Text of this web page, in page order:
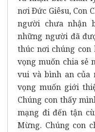
nơi Ðức Giêsu, Con
người chưa nhận
những người đã
thúc nơi chúng
vọng muốn chia sẻ
vui và bình an của
vọng muốn giới
Chúng con thấy
mạng đi đến tận
Mừng. Chúng con